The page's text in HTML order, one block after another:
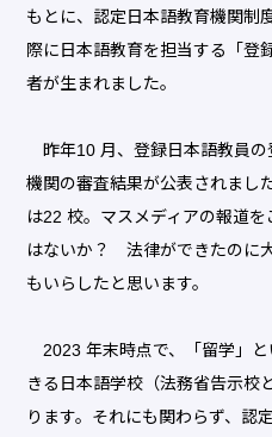
もとに、認定日本語教育機関制
際に日本語教育を担当する「登
者が生まれました。
昨年10 月、登録日本語教員の
機関の審査結果が公表されまし
は22 校。マスメディアの報道
はないか？ 法律ができたのに
もいらしたと思います。
2023 年末時点で、「留学」
きる日本語学校（法務省告示校
ります。それにも関わらず、認